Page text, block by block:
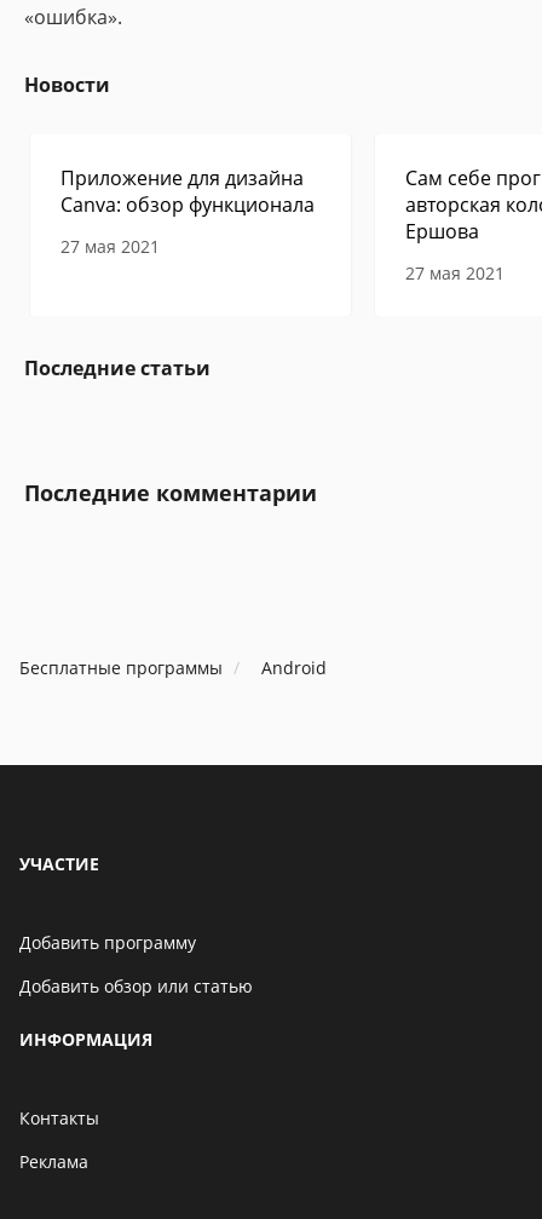
«ошибка».
Новости
Приложение для дизайна
Canva: обзор функционала
27 мая 2021
Сам себе
авторская
Ершова
27 мая 2021
Последние статьи
Последние комментарии
Бесплатные программы Android
УЧАСТИЕ
Добавить программу
Добавить обзор или статью
ИНФОРМАЦИЯ
Контакты
Реклама